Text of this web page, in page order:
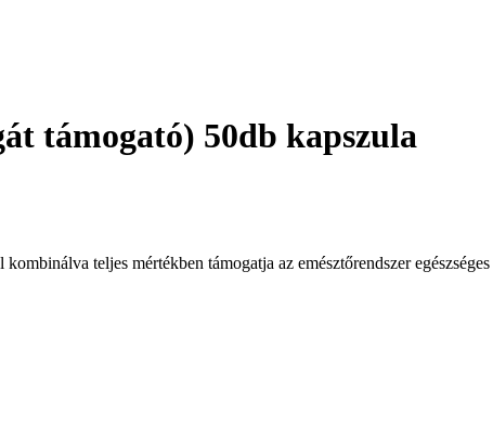
támogató) 50db kapszula
teljes mértékben támogatja az emésztőrendszer